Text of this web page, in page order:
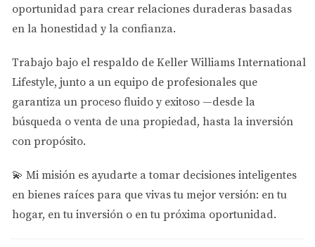
Una de las razones más atractivas para comprar
propiedades a través de una LLC es la posibilidad de
optimizar tu carga fiscal. Las LLCs pueden optar por ser
gravadas como sociedades o corporaciones, lo que
puede ofrecer ventajas significativas dependiendo de tu
situación financiera personal. Por ejemplo, si decides
gravar tu LLC como una sociedad, los ingresos obtenidos
a nivel corporativo. Esto puede resultar en tasas
impositivas más bajas y evitar la doble imposición.
También puedes deducir gastos operativos relacionados
oportunidad para crear relaciones duraderas basadas
en la honestidad y la confianza.
Trabajo bajo el respaldo de Keller Williams International
Lifestyle, junto a un equipo de profesionales que
garantiza un proceso fluido y exitoso —desde la
búsqueda o venta de una propiedad, hasta la inversión
con propósito.
💫 Mi misión es ayudarte a tomar decisiones inteligentes
en bienes raíces para que vivas tu mejor versión: en tu
hogar, en tu inversión o en tu próxima oportunidad.